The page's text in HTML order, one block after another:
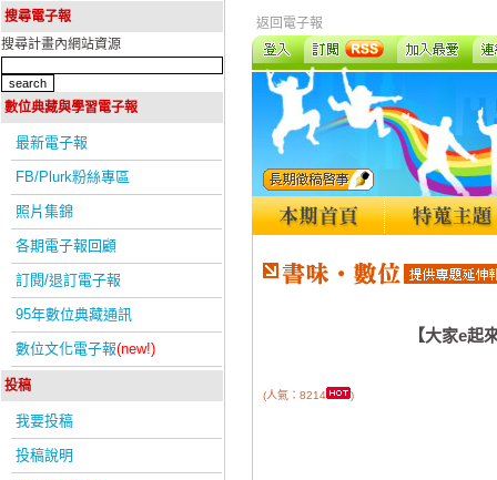
搜尋電子報
搜尋計畫內網站資源
數位典藏與學習電子報
最新電子報
FB/Plurk粉絲專區
照片集錦
各期電子報回顧
訂閱/退訂電子報
95年數位典藏通訊
數位文化電子報(new!)
投稿
我要投稿
投稿說明
返回電子報
【大家e起
(人氣：8214 )